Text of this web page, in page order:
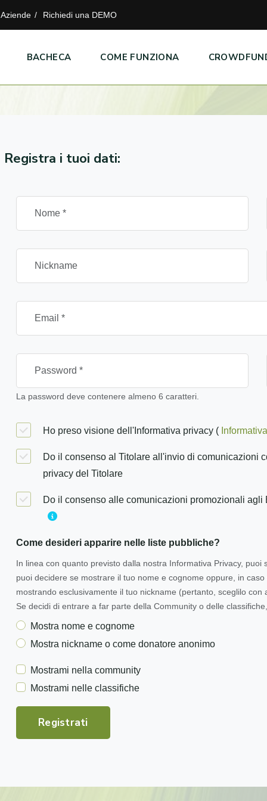
Aziende Richiedi una DEMO
BACHECA COME FUNZIONA
Registra i tuoi dati:
La password deve contenere almeno 6 caratteri.
Ho preso visione dell'Informativa privacy (
Do il consenso al Titolare all'invio di comunicazioni
privacy del Titolare
Do il consenso alle comunicazioni promozionali
Come desideri apparire nelle liste pubbliche?
In linea con quanto previsto dalla nostra Informativa Privacy,
puoi decidere se mostrare il tuo nome e cognome oppure, in
mostrando esclusivamente il tuo nickname (pertanto, sceglilo con
Se decidi di entrare a far parte della Community o delle
Mostra nome e cognome
Mostra nickname o come donatore anonimo
Mostrami nella community
Mostrami nelle classifiche
Registrati